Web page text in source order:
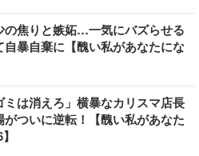
の焦りと嫉妬…一気にバズらせる
自暴自棄に【醜い私があなたにな
ミは消えろ」横暴なカリスマ店長
がついに逆転！【醜い私があなた